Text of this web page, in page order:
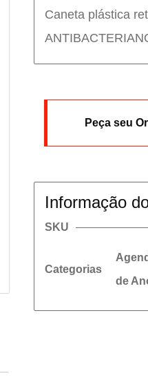
Caneta plástica
Peça seu
Informação
SKU
Categorias
de